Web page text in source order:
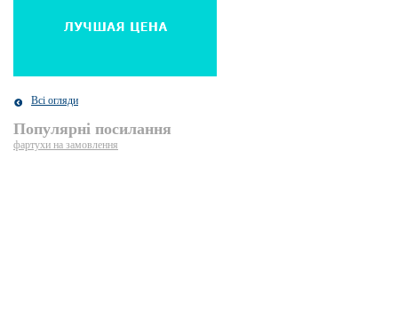
Всі огляди
Популярні посилання
фартухи на замовлення